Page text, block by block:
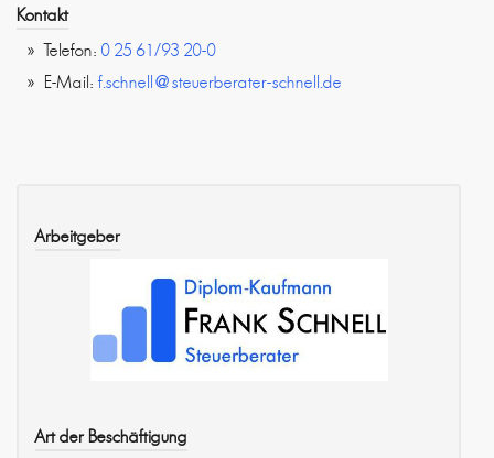
Kontakt
Telefon: 0 25 61/93 20-0
E-Mail: f.schnell@steuerberater-schnell.de
Arbeitgeber
Art der Beschäftigung